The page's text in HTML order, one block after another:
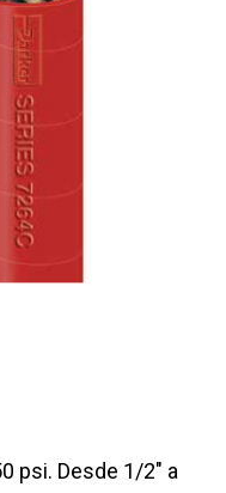
psi. Desde 1/2″ a